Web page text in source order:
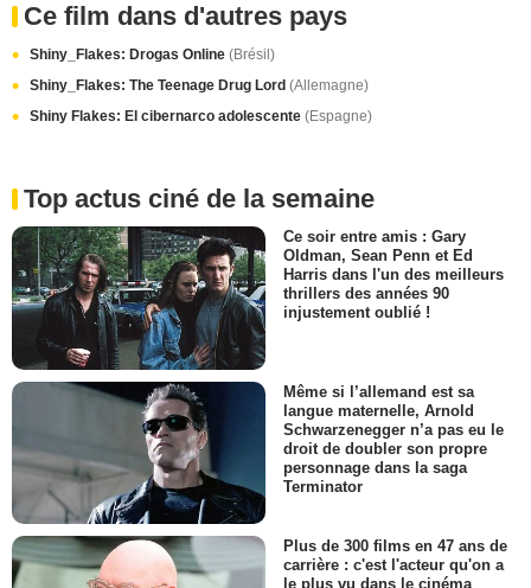
Ce film dans d'autres pays
Shiny_Flakes: Drogas Online (Brésil)
Shiny_Flakes: The Teenage Drug Lord (Allemagne)
Shiny Flakes: El cibernarco adolescente (Espagne)
Top actus ciné de la semaine
Ce soir entre amis : Gary
Oldman, Sean Penn et Ed
Harris dans l'un des meilleurs
thrillers des années 90
injustement oublié !
Même si l’allemand est sa
langue maternelle, Arnold
Schwarzenegger n’a pas eu le
droit de doubler son propre
personnage dans la saga
Terminator
Plus de 300 films en 47 ans de
carrière : c'est l'acteur qu'on a
le plus vu dans le cinéma